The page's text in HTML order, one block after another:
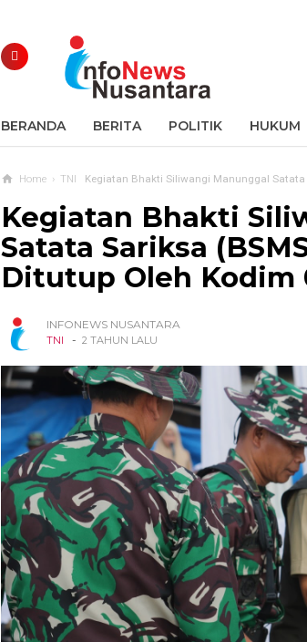
BERANDA BERITA POLITIK HUKUM
Home › TNI Kegiatan Bhakti Siliwangi Manunggal Satata
Kegiatan Bhakti
Satata Sariksa
Ditutup Oleh Kodim
INFONEWS NUSANTARA
TNI - 2 TAHUN LALU